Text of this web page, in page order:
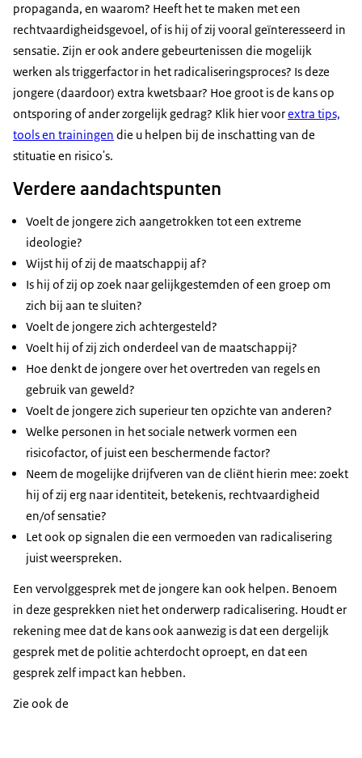
propaganda, en waarom? Heeft het te maken met een
rechtvaardigheidsgevoel, of is hij of zij vooral geïnteresseerd in
sensatie. Zijn er ook andere gebeurtenissen die mogelijk
werken als triggerfactor in het radicaliseringsproces? Is deze
jongere (daardoor) extra kwetsbaar? Hoe groot is de kans op
ontsporing of ander zorgelijk gedrag? Klik hier voorextra tips,
tools en trainingen die u helpen bij de inschatting van de
stituatie en risico's.
Verdere aandachtspunten
Voelt de jongere zich aangetrokken tot een extreme
ideologie?
Wijst hij of zij de maatschappij af?
Is hij of zij op zoek naar gelijkgestemden of een groep om
zich bij aan te sluiten?
Voelt de jongere zich achtergesteld?
Voelt hij of zij zich onderdeel van de maatschappij?
Hoe denkt de jongere over het overtreden van regels en
gebruik van geweld?
Voelt de jongere zich superieur ten opzichte van anderen?
Welke personen in het sociale netwerk vormen een
risicofactor, of juist een beschermende factor?
Neem de mogelijke drijfveren van de cliënt hierin mee: zoekt
hij of zij erg naar identiteit, betekenis, rechtvaardigheid
en/of sensatie?
Let ook op signalen die een vermoeden van radicalisering
juist weerspreken.
Een vervolggesprek met de jongere kan ook helpen. Benoem
in deze gesprekken niet het onderwerp radicalisering. Houdt er
rekening mee dat de kans ook aanwezig is dat een dergelijk
gesprek met de politie achterdocht oproept, en dat een
gesprek zelf impact kan hebben.
Zie ook de